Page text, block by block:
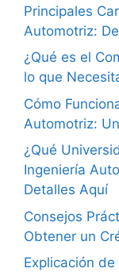
Principales
Automotriz:
¿Qué es el
lo que
Cómo
Automotriz:
¿Qué
Ingeniería
Detalles Aquí
Consejos
Obtener un
Explicación